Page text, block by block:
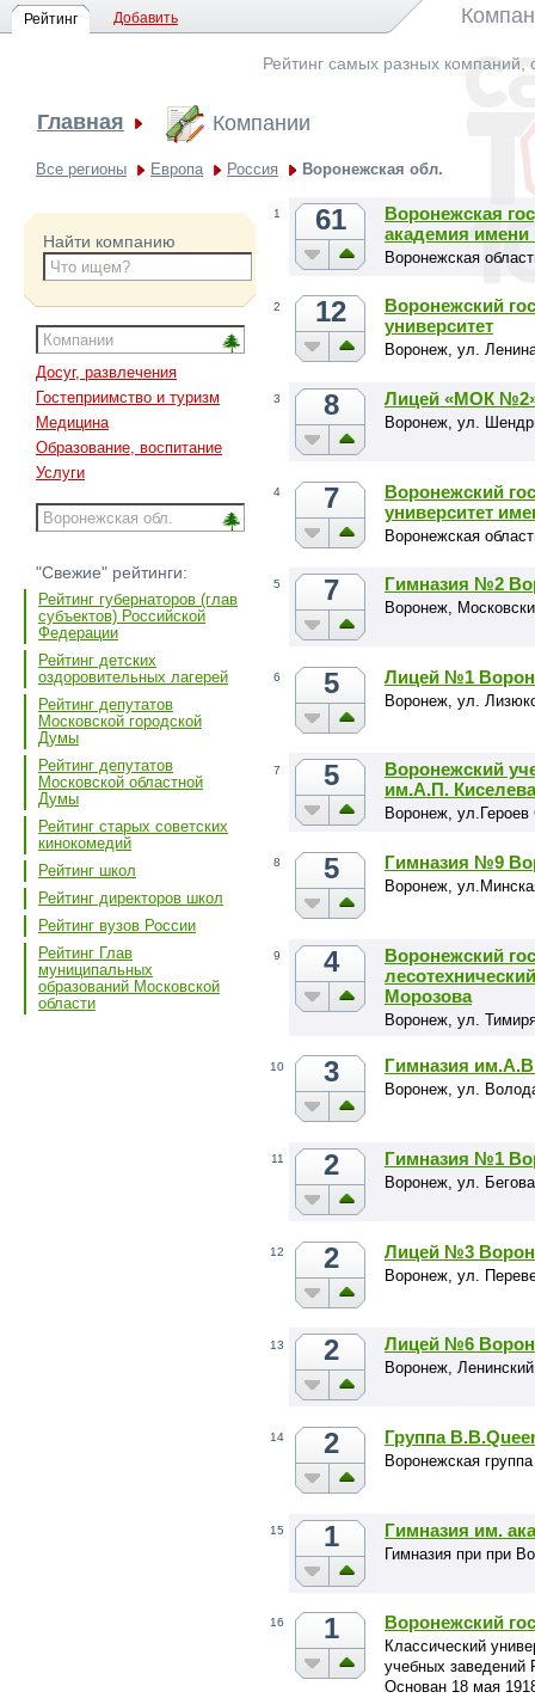
Рейтинг Добавить
Рейтинг самых разных компаний,
Главная Компании
Все регионы Европа Россия Воронежская обл.
Найти компанию
Досуг, развлечения
Гостеприимство и туризм
Медицина
Образование, воспитание
Услуги
"Свежие" рейтинги:
Рейтинг губернаторов (глав
субъектов) Российской
Федерации
Рейтинг детских
оздоровительных лагерей
Рейтинг депутатов
Московской городской
Думы
Рейтинг депутатов
Московской областной
Думы
Рейтинг старых советских
кинокомедий
Рейтинг школ
Рейтинг директоров школ
Рейтинг вузов России
Рейтинг Глав
муниципальных
образований Московской
области
1 61
Воронежская
академия
Воронежская
2 12
Воронежский
университет
Воронеж, ул.
3 8 Лицей «МОК
Воронеж, ул.
4 7
Воронежский
университет
Воронежская
5 7 Гимназия №2
Воронеж,
6 5 Лицей №1
Воронеж, ул.
7 5
Воронежский
им.А.П. Киселева
Воронеж,
8 5 Гимназия №9
Воронеж,
9 4
Воронежский
Морозова
Воронеж, ул.
10 3 Гимназия
Воронеж, ул.
11 2 Гимназия №1
Воронеж, ул.
12 2 Лицей №3
Воронеж, ул.
13 2 Лицей №6
Воронеж,
14 2 Группа
Воронежская
15 1 Гимназия им.
Гимназия при при
16 1 Воронежский
Классический
учебных заведений
Основан 18 мая